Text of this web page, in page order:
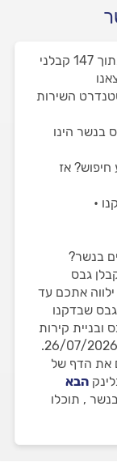
באתר שלנו תמצאו 2 קבלני גבס בנשר, מתוך 147 קבלני
השירות
בנשר הינו
אז
•
בנשר?
גבס
אתכם עד
שבדקנו
ובניית קירות
את הדף של
הבא
, תוכלו